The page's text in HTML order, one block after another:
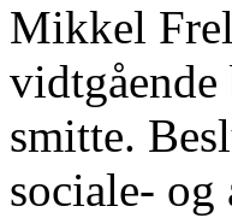
Mikkel
smitte.
sociale- og